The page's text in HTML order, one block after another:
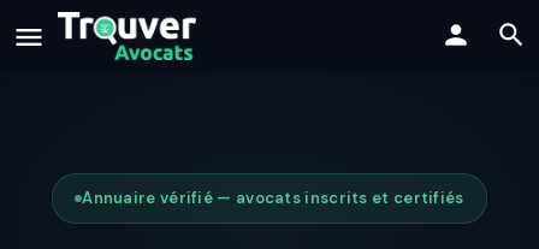
Annuaire vérifié — avocats inscrits et certifiés